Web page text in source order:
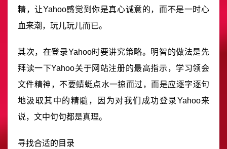
精，让Yahoo感觉到你是真心诚意的，而不是一时心
血来潮，玩儿玩儿而已。
其次，在登录Yahoo时要讲究策略。明智的做法是先
拜读一下Yahoo关于网站注册的最高指示，学习领会
文件精神，不要蜻蜓点水一掠而过，而是应逐字逐句
地汲取其中的精髓，因为对我们成功登录Yahoo来
说，文中句句都是真理。
寻找合适的目录